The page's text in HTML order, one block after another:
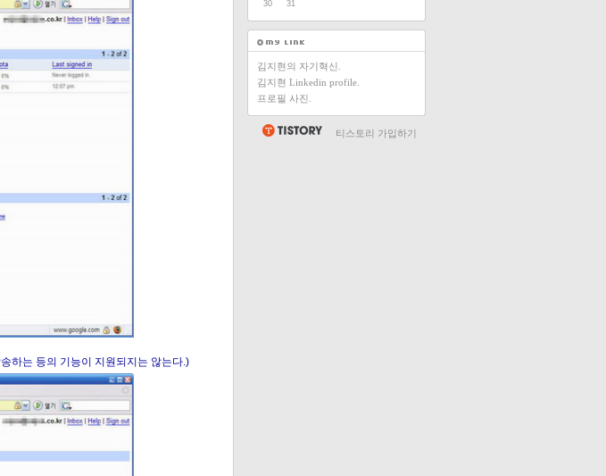
하는 등의 기능이 지원되지는 않는다.)
30
31
김지현의 자기혁신.
김지현 Linkedin profile.
프로필 사진.
티스토리 가입하기